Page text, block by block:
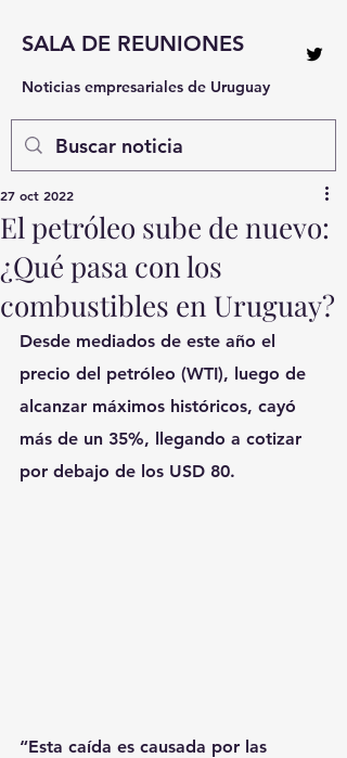
SALA DE REUNIONES
Noticias empresariales de Uruguay
El petróleo sube de nuevo:
¿Qué pasa con los
combustibles en Uruguay?
27 oct 2022
Desde mediados de este año el
precio del petróleo (WTI), luego de
alcanzar máximos históricos, cayó
más de un 35%, llegando a cotizar
por debajo de los USD 80.
“Esta caída es causada por las